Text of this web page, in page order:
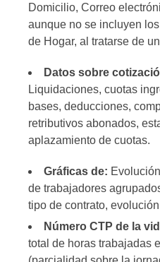
Domicilio, Correo
aunque no se incluyen
de Hogar, al tratarse de
Datos sobre
Liquidaciones, cuotas
bases, deducciones,
retributivos abonados,
aplazamiento de cuotas.
Gráficas de:
de trabajadores
tipo de contrato,
Número CTP de la
total de horas trabajadas